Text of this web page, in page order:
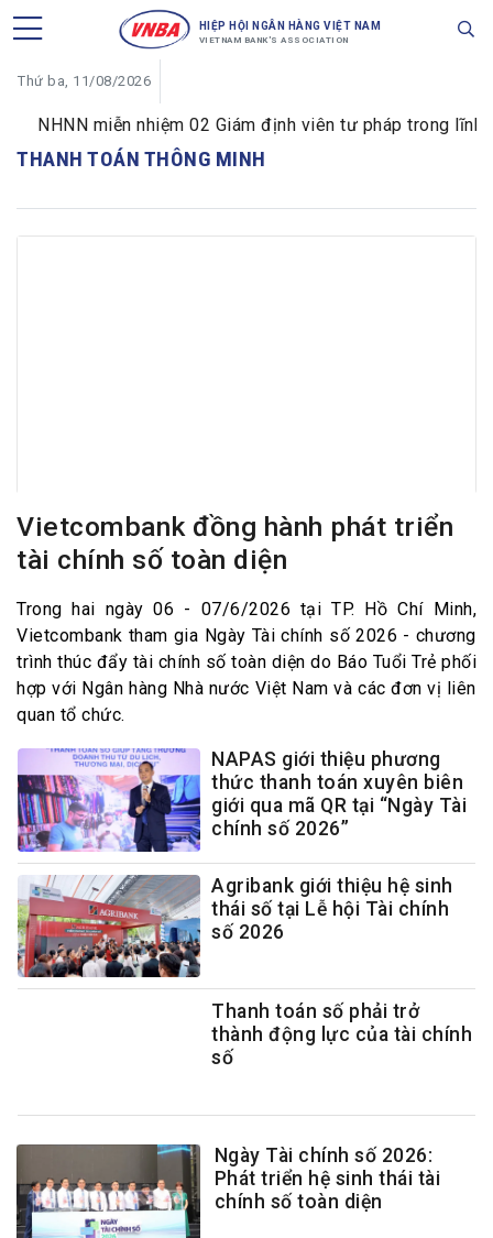
HIỆP HỘI NGÂN HÀNG VIỆT NAM
VIETNAM BANK'S ASSOCIATION
Thứ ba, 11/08/2026
NHNN miễn nhiệm 02 Giám định viên tư pháp trong lĩnh
THANH TOÁN THÔNG MINH
Vietcombank đồng hành phát triển
tài chính số toàn diện
Trong hai ngày 06 - 07/6/2026 tại TP. Hồ Chí Minh,
Vietcombank tham gia Ngày Tài chính số 2026 - chương
trình thúc đẩy tài chính số toàn diện do Báo Tuổi Trẻ phối
hợp với Ngân hàng Nhà nước Việt Nam và các đơn vị liên
quan tổ chức.
NAPAS giới thiệu phương
thức thanh toán xuyên biên
giới qua mã QR tại “Ngày Tài
chính số 2026”
Agribank giới thiệu hệ sinh
thái số tại Lễ hội Tài chính
số 2026
Thanh toán số phải trở
thành động lực của tài chính
số
Ngày Tài chính số 2026:
Phát triển hệ sinh thái tài
chính số toàn diện